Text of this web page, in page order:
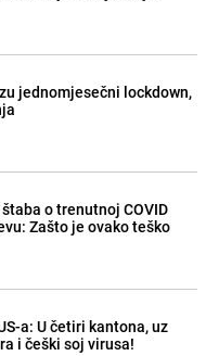
jednomjesečni lockdown,
o trenutnoj COVID
Zašto je ovako teško
a: U četiri kantona, uz
i češki soj virusa!